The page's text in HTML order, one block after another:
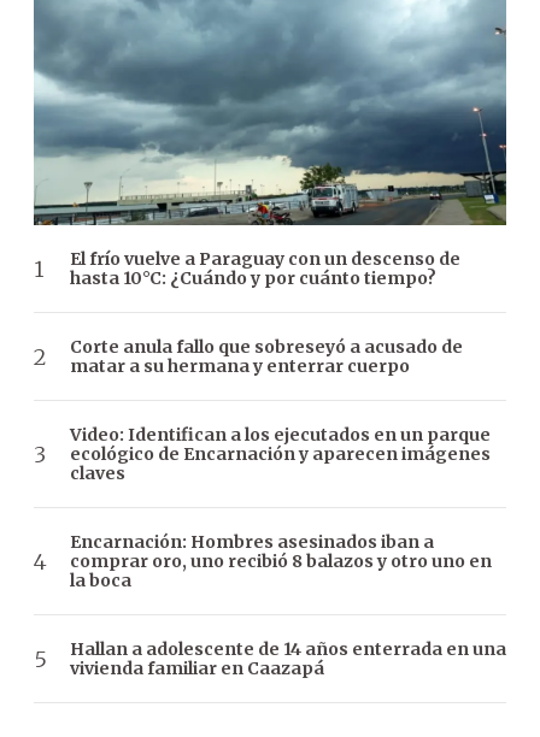
El frío vuelve a Paraguay con un descenso de
hasta 10°C: ¿Cuándo y por cuánto tiempo?
Corte anula fallo que sobreseyó a acusado de
matar a su hermana y enterrar cuerpo
Video: Identifican a los ejecutados en un parque
ecológico de Encarnación y aparecen imágenes
claves
Encarnación: Hombres asesinados iban a
comprar oro, uno recibió 8 balazos y otro uno en
la boca
Hallan a adolescente de 14 años enterrada en una
vivienda familiar en Caazapá